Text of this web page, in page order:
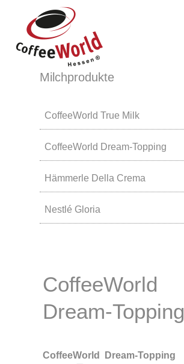
Milchprodukte
CoffeeWorld True Milk
CoffeeWorld Dream-Topping
Hämmerle Della Crema
Nestlé Gloria
CoffeeWorld
Dream-Topping
CoffeeWorld Dream-Topping